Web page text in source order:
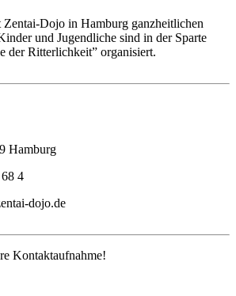
Zentai-Dojo in Hamburg ganzheitlichen
und Jugendliche sind in der Sparte
der Ritterlichkeit” organisiert.
Hamburg
4
dojo.de
Kontaktaufnahme!